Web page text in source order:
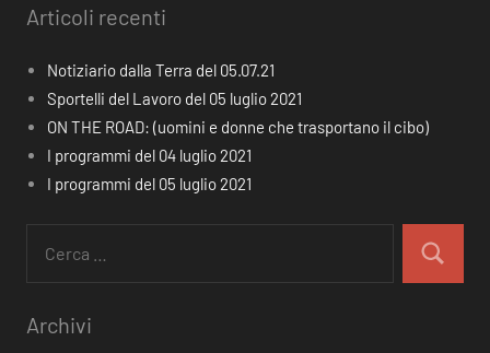
articoli
Articoli recenti
Notiziario dalla Terra del 05.07.21
Sportelli del Lavoro del 05 luglio 2021
ON THE ROAD: (uomini e donne che trasportano il cibo)
I programmi del 04 luglio 2021
I programmi del 05 luglio 2021
per:
Cerca
Archivi